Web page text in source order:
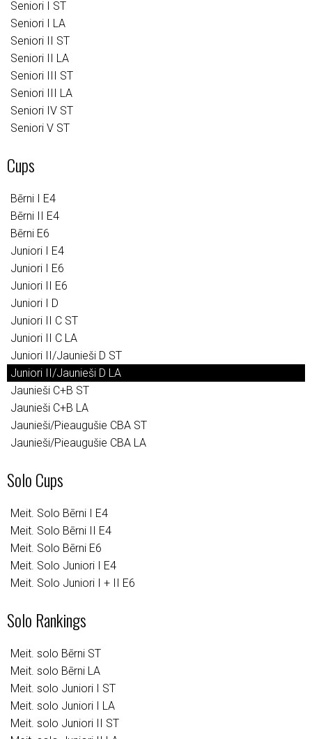
Seniori I ST
Seniori I LA
Seniori II ST
Seniori II LA
Seniori III ST
Seniori III LA
Seniori IV ST
Seniori V ST
Cups
Bērni I E4
Bērni II E4
Bērni E6
Juniori I E4
Juniori I E6
Juniori II E6
Juniori I D
Juniori II C ST
Juniori II C LA
Juniori II/Jaunieši D ST
Juniori II/Jaunieši D LA
Jaunieši C+B ST
Jaunieši C+B LA
Jaunieši/Pieaugušie CBA ST
Jaunieši/Pieaugušie CBA LA
Solo Cups
Meit. Solo Bērni I E4
Meit. Solo Bērni II E4
Meit. Solo Bērni E6
Meit. Solo Juniori I E4
Meit. Solo Juniori I + II E6
Solo Rankings
Meit. solo Bērni ST
Meit. solo Bērni LA
Meit. solo Juniori I ST
Meit. solo Juniori I LA
Meit. solo Juniori II ST